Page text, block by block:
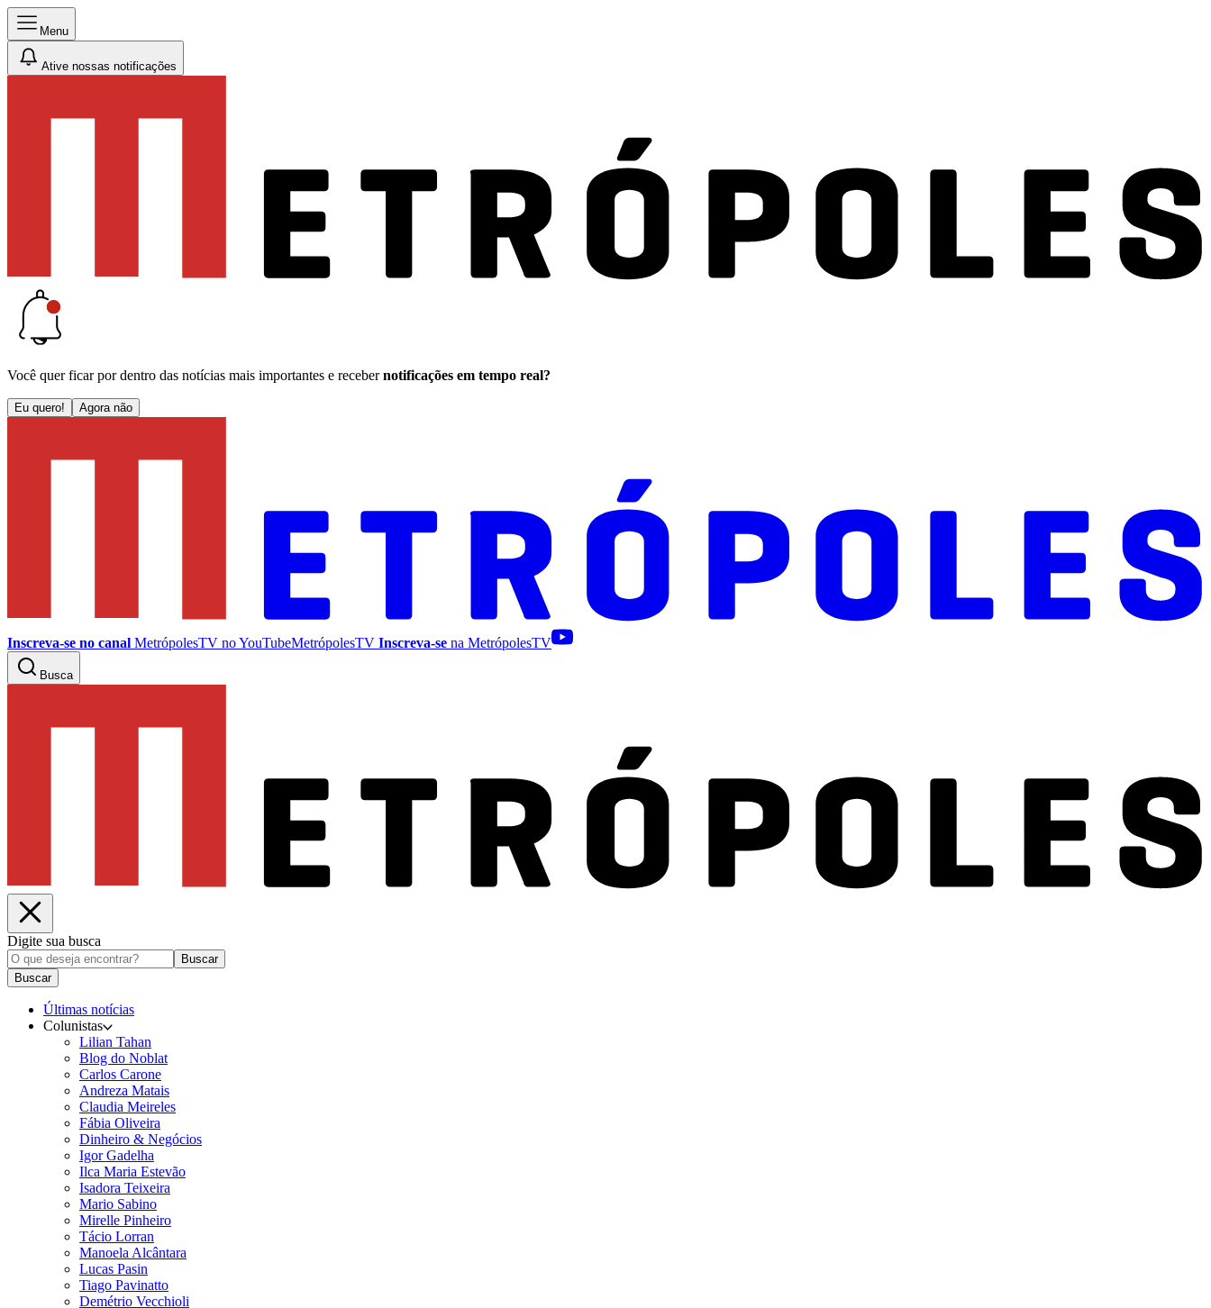
Menu
Ative nossas notificações
Você quer ficar por dentro das notícias mais importantes e receber notificações em tempo real?
Eu quero! Agora não
Inscreva-se no canal MetrópolesTV noYouTubeMetrópolesTV Inscreva-se na MetrópolesTV
Busca
Digite sua busca
Buscar
Buscar
Últimas notícias
Colunistas
Lilian Tahan
Blog do Noblat
Carlos Carone
Andreza Matais
Claudia Meireles
Fábia Oliveira
Dinheiro & Negócios
Igor Gadelha
Ilca Maria Estevão
Isadora Teixeira
Mario Sabino
Mirelle Pinheiro
Tácio Lorran
Manoela Alcântara
Lucas Pasin
Tiago Pavinatto
Demétrio Vecchioli